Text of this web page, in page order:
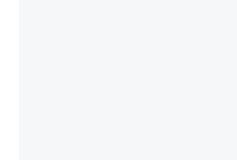
ウチもEchoを実家に置
ちぼちRingも置こうか
位置情報を共有してる